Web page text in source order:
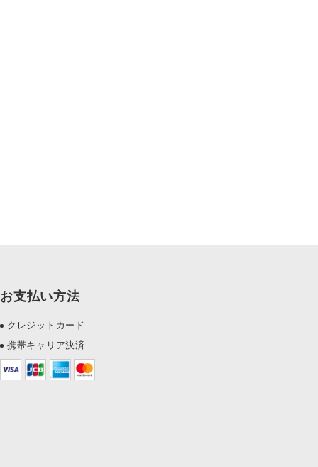
お支払い方法
クレジットカード
携帯キャリア決済